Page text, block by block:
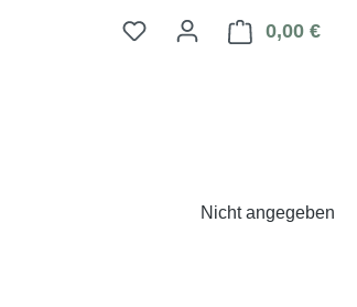
0,00 €
Nicht angegeben